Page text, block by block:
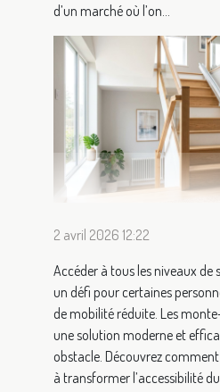
d’un marché où l’on...
2 avril 2026 12:22
Accéder à tous les niveaux
un défi pour certaines
de mobilité réduite. Les
une solution moderne et
obstacle. Découvrez
à transformer l’accessibilité